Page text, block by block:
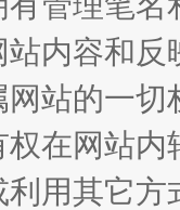
站内容和
站的一
在网站
用其它